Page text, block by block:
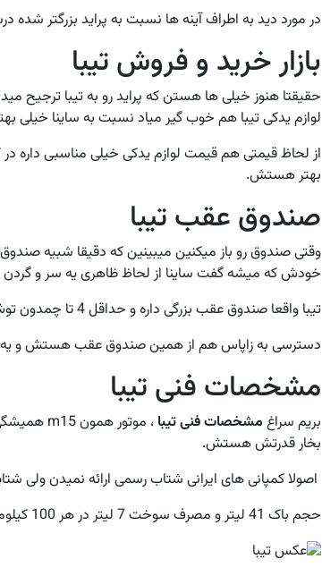
در مورد دید به اطراف آینه ها نسبت به پراید بزرگتر
بازار خرید و فروش تیبا
حقیقتا هنوز خیلی ها هستن که پراید رو به تیبا ترجیح
لوازم یدکی تیبا هم خوب گیر میاد نسبت به ساینا خیلی
از لحاظ قیمتی هم قیمت لوازم یدکی خیلی مناسبی داره
بهتر هستش.
صندوق عقب تیبا
وقتی صندوق رو باز میکنین میبینین که دقیقا شبیه
خودش که میشه گفت ساینا از لحاظ ظاهری یه سر و گردن
تیبا واقعا صندوق عقب بزرگی داره و حداقل 4 تا چمدون توش جا میشه و برای مسافرت واقعا عالی هستش.
دسترسی به زاپاس هم از همین صندوق عقب هستش و یه
مشخصات فنی تیبا
بریم سراغ مشخصات فنی تیبا
بخار قدرتش هستش.
اصولا کمپانی های ایرانی شتاب رسمی ارائه نمیدن ولی شتابی که
حجم باک 41 لیتر و مصرف سوخت 7 لیتر در هر 100 کیلومتر.